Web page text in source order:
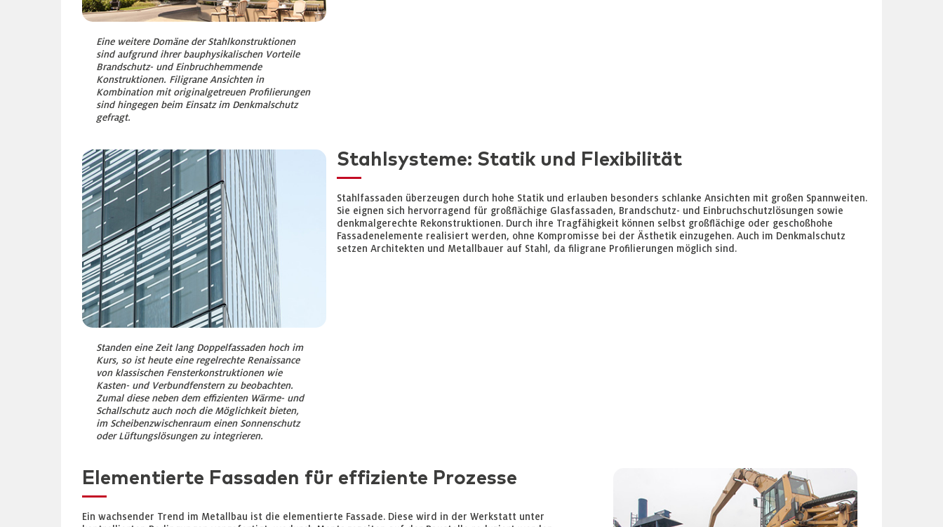
Eine weitere Domäne der Stahlkonstruktionen
sind aufgrund ihrer bauphysikalischen Vorteile
Brandschutz- und Einbruchhemmende
Konstruktionen. Filigrane Ansichten in
Kombination mit originalgetreuen Profilierungen
sind hingegen beim Einsatz im Denkmalschutz
gefragt.
Standen eine Zeit lang Doppelfassaden hoch im
Kurs, so ist heute eine regelrechte Renaissance
von klassischen Fensterkonstruktionen wie
Kasten- und Verbundfenstern zu beobachten.
Zumal diese neben dem effizienten Wärme- und
Schallschutz auch noch die Möglichkeit bieten,
im Scheibenzwischenraum einen Sonnenschutz
oder Lüftungslösungen zu integrieren.
Stahlsysteme: Statik und Flexibilität
Stahlfassaden überzeugen durch hohe Statik und erlauben besonders schlanke Ansichten mit großen Spannweiten.
Sie eignen sich hervorragend für großflächige Glasfassaden, Brandschutz- und Einbruchschutzlösungen sowie
denkmalgerechte Rekonstruktionen. Durch ihre Tragfähigkeit können selbst großflächige oder geschoßhohe
Fassadenelemente realisiert werden, ohne Kompromisse bei der Ästhetik einzugehen. Auch im Denkmalschutz
setzen Architekten und Metallbauer auf Stahl, da filigrane Profilierungen möglich sind.
Elementierte Fassaden für effiziente Prozesse
Ein wachsender Trend im Metallbau ist die elementierte Fassade. Diese wird in der Werkstatt unter